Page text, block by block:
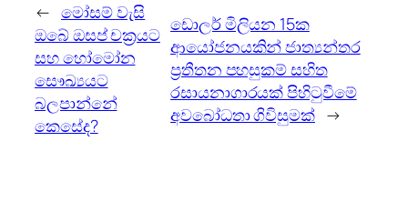
← මෝසම් වැසි
ඔබේ ඔසප් චක්‍රයට
සහ හෝමෝන
සෞඛ්‍යයට
බලපාන්නේ
කෙසේද?
ඩොලර් මිලියන 15ක
ආයෝජනයකින් ජාත්‍යන්තර
ප්‍රතීතන පහසුකම් සහිත
රසායනාගාරයක් පිහිටුවීමේ
අවබෝධතා ගිවිසුමක් →